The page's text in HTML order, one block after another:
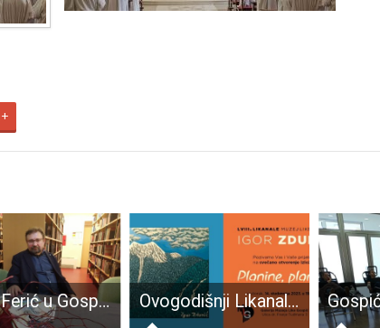
Zoran Ferić u Gospiću predstavio roman “Na osami blizu mora” Ovogodišnji Likanale predstavlja Igora Zdunića